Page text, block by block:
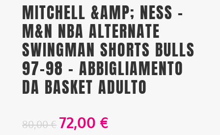
MITCHELL &AMP; NESS –
M&N NBA ALTERNATE
SWINGMAN SHORTS BULLS
97-98 – ABBIGLIAMENTO
DA BASKET ADULTO
80,00€ 72,00 €